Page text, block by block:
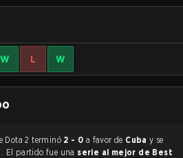
W L W
El partido de Dota 2 terminó 2 - 0 a favor de Cubay se
. El partido fue una serie al mejor de Best